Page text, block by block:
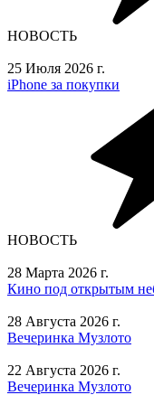
НОВОСТЬ
25 Июля 2026 г.
iPhone за покупки
НОВОСТЬ
28 Марта 2026 г.
Кино под открытым
28 Августа 2026 г.
Вечеринка Музлото
22 Августа 2026 г.
Вечеринка Музлото